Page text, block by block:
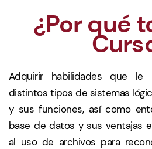
¿Por qué
Adquirir habilidades que le
distintos tipos de sistemas
y sus funciones, así como
base de datos y sus ventajas
al uso de archivos para